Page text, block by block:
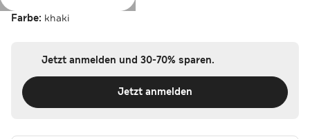
Farbe: khaki
Jetzt anmelden und 30-70% sparen.
Jetzt anmelden